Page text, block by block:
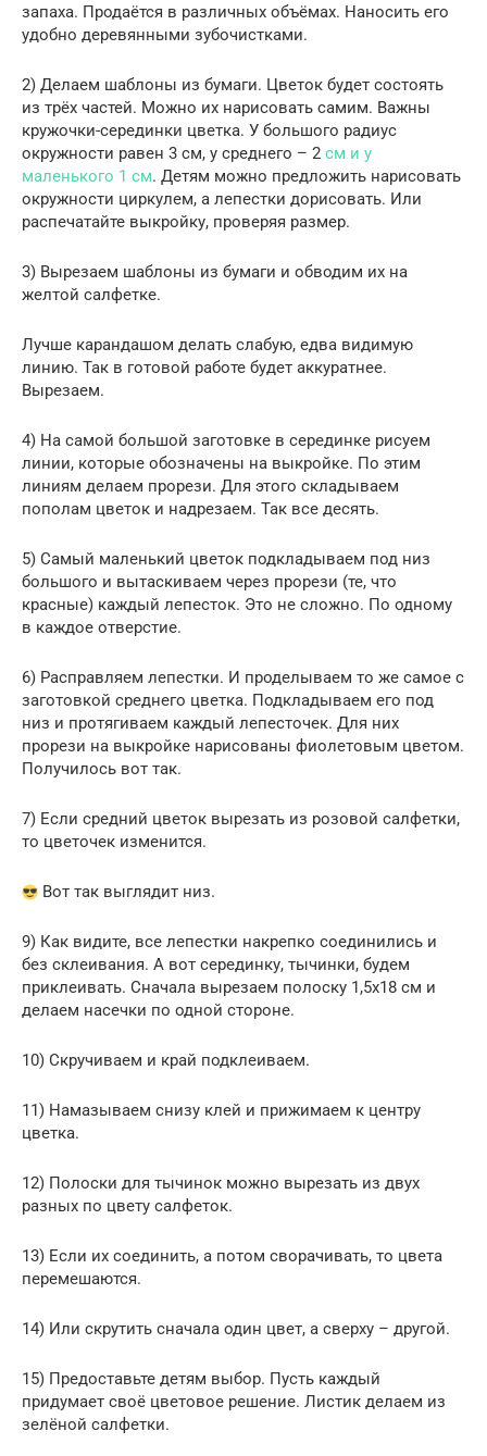
запаха. Продаётся в различных объёмах. Наносить его
удобно деревянными зубочистками.
2) Делаем шаблоны из бумаги. Цветок будет состоять
из трёх частей. Можно их нарисовать самим. Важны
кружочки-серединки цветка. У большого радиус
окружности равен 3 см, у среднего – 2 см и у
маленького 1 см. Детям можно предложить нарисовать
окружности циркулем, а лепестки дорисовать. Или
распечатайте выкройку, проверяя размер.
3) Вырезаем шаблоны из бумаги и обводим их на
желтой салфетке.
Лучше карандашом делать слабую, едва видимую
линию. Так в готовой работе будет аккуратнее.
Вырезаем.
4) На самой большой заготовке в серединке рисуем
линии, которые обозначены на выкройке. По этим
линиям делаем прорези. Для этого складываем
пополам цветок и надрезаем. Так все десять.
5) Самый маленький цветок подкладываем под низ
большого и вытаскиваем через прорези (те, что
красные) каждый лепесток. Это не сложно. По одному
в каждое отверстие.
6) Расправляем лепестки. И проделываем то же самое с
заготовкой среднего цветка. Подкладываем его под
низ и протягиваем каждый лепесточек. Для них
прорези на выкройке нарисованы фиолетовым цветом.
Получилось вот так.
7) Если средний цветок вырезать из розовой салфетки,
то цветочек изменится.
Вот так выглядит низ.
9) Как видите, все лепестки накрепко соединились и
без склеивания. А вот серединку, тычинки, будем
приклеивать. Сначала вырезаем полоску 1,5х18 см и
делаем насечки по одной стороне.
10) Скручиваем и край подклеиваем.
11) Намазываем снизу клей и прижимаем к центру
цветка.
12) Полоски для тычинок можно вырезать из двух
разных по цвету салфеток.
13) Если их соединить, а потом сворачивать, то цвета
перемешаются.
14) Или скрутить сначала один цвет, а сверху – другой.
15) Предоставьте детям выбор. Пусть каждый
придумает своё цветовое решение. Листик делаем из
зелёной салфетки.